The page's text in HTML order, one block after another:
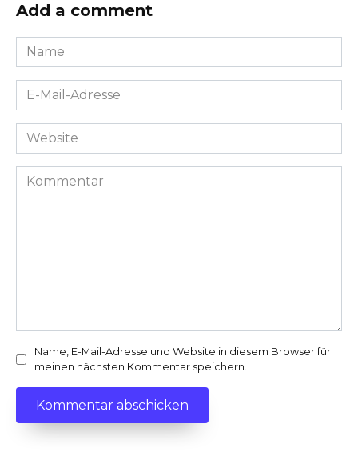
Add a comment
Name
*
E-
Mail-
Adresse
Website
Kommentar
Name, E-Mail-Adresse und Website in diesem Browser für
meinen nächsten Kommentar speichern.